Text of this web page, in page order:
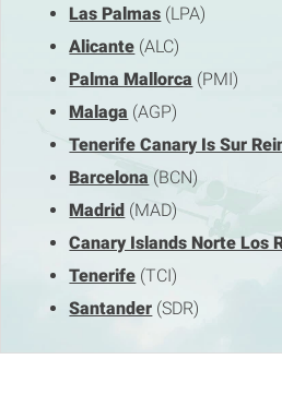
Las Palmas (LPA)
Alicante (ALC)
Palma Mallorca (PMI)
Malaga (AGP)
Tenerife Canary Is Sur
Barcelona (BCN)
Madrid (MAD)
Canary Islands Norte Los
Tenerife (TCI)
Santander (SDR)